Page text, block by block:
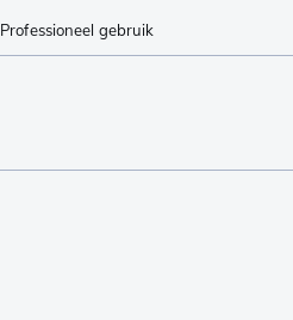
Professioneel gebruik